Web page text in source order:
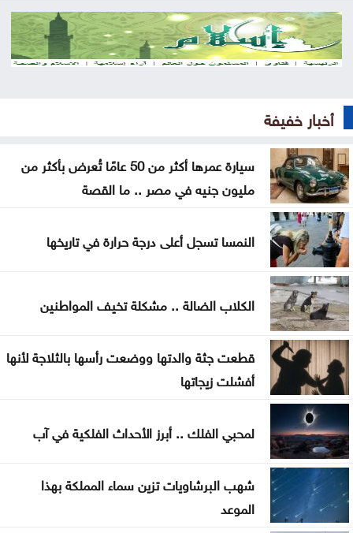
رئيس وزراء باكستان وقائد الجيش يزوران السعودية
الخميس
الاحتياطيات الأجنبية ترتفع في الأردن إلى 26.6 مليار
دولار لنهاية تموز
الاحتلال يواصل اقتحام مخيم قلنديا وسط هدم وتشديد
للإجراءات العسكرية
الجيش يعلن فتح باب التجنيد لحملة بكالوريوس الحقوق
والقانون
الذهب يسجل أعلى مستوى له منذ 7 أسابيع
الأمم المتحدة: داعش ما يزال يهدد السلم والأمن
الدوليين
تحذيرات أمنية في كولومبيا من هجمات إرهابية أثناء
مراسم التنصيب
أجواء صيفية مستقرة حتى الأحد مع تراجع تأثير الكتلة
أخبار خفيفة
سيارة عمرها أكثر من 50 عامًا تُعرض بأكثر من
مليون جنيه في مصر .. ما القصة
النمسا تسجل أعلى درجة حرارة في تاريخها
الكلاب الضالة .. مشكلة تخيف المواطنين
قطعت جثة والدتها ووضعت رأسها بالثلاجة لأنها
أفشلت زيجاتها
لمحبي الفلك .. أبرز الأحداث الفلكية في آب
شهب البرشاويات تزين سماء المملكة بهذا
الموعد